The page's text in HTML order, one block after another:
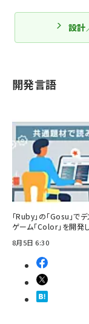
設計
開発言語
「Ruby」の「Gosu」で
ゲーム「Color」を開発
8月5日 6:30